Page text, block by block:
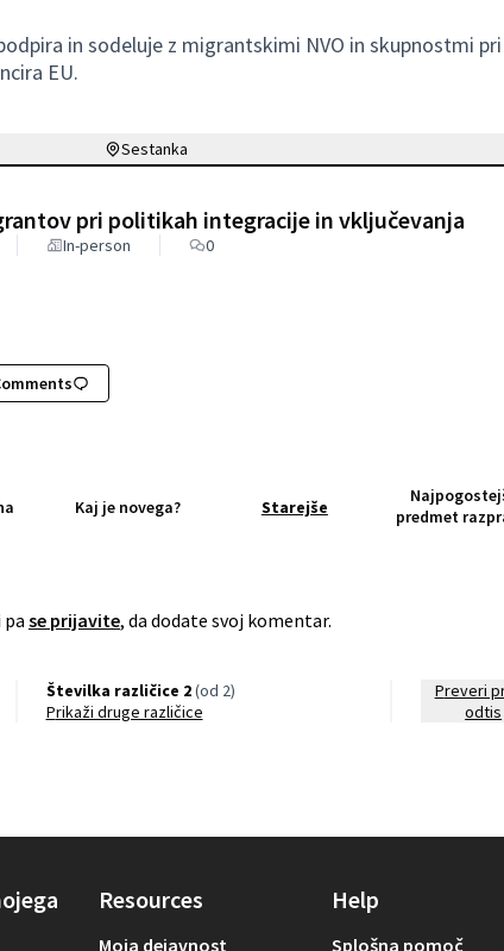
in sodeluje z migrantskimi NVO in skupnostmi pri
EU.
Sestanka
pri politikah integracije in vključevanja
In-person 0
Kaj je novega? Starejše
predmet
se prijavite, da dodate svoj komentar.
Številka različice 2(od 2)
Prikaži druge različice
Preveri prstni
odtis
Resources
Moja dejavnost
Help
Splošna pomoč